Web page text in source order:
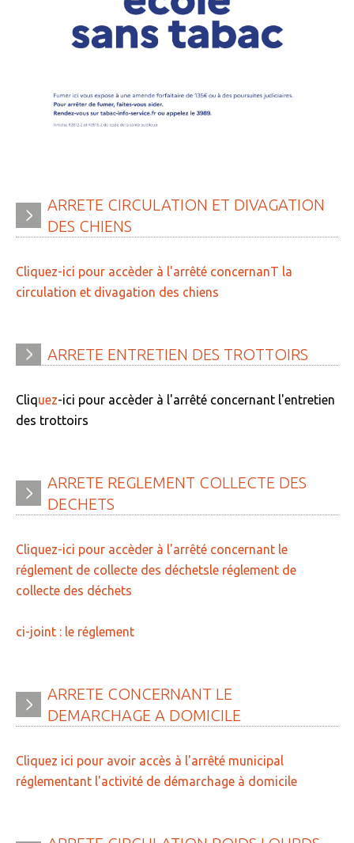
» GR en Weppes
» Krav maga
» Tonic gym
» Weppes natation
» ADMR
» Autres associations
ARRETE CIRCULATION ET DIVAGATION
DES CHIENS
Cliquez-ici pour accèder à l'arrêté concernanT la
circulation et divagation des chiens
ARRETE ENTRETIEN DES TROTTOIRS
Cliquez-ici pour accèder à l'arrêté concernant l'entretien
des trottoirs
ARRETE REGLEMENT COLLECTE DES
DECHETS
Cliquez-ici pour accèder à l'arrêté concernant le
réglement de collecte des déchetsle réglement de
collecte des déchets
ci-joint : le réglement
ARRETE CONCERNANT LE
DEMARCHAGE A DOMICILE
Cliquez ici pour avoir accès à l'arrêté municipal
réglementant l'activité de démarchage à domicile